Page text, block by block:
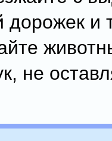
дорожек и
не